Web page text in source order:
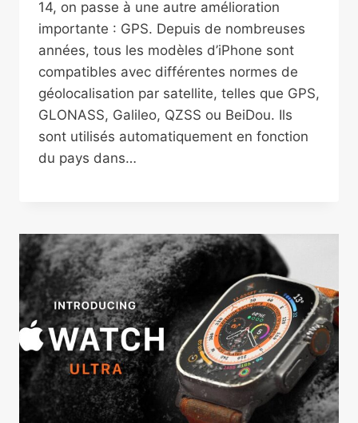
14, on passe à une autre amélioration
importante : GPS. Depuis de nombreuses
années, tous les modèles d’iPhone sont
compatibles avec différentes normes de
géolocalisation par satellite, telles que GPS,
GLONASS, Galileo, QZSS ou BeiDou. Ils
sont utilisés automatiquement en fonction
du pays dans…